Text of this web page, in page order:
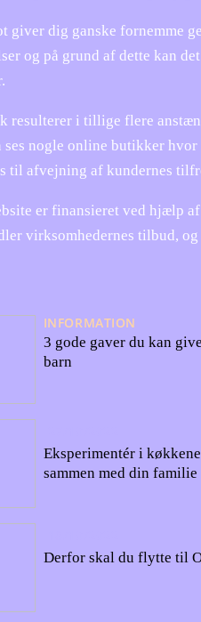
giver dig ganske fornemme
og på grund af dette kan
resulterer i tillige flere
ses nogle online butikker
til afvejning af kundernes
er finansieret ved hjælp
virksomhedernes tilbud, og
INFORMATION
3 gode gaver du kan
barn
Eksperimentér i
sammen med din familie
Derfor skal du flytte til